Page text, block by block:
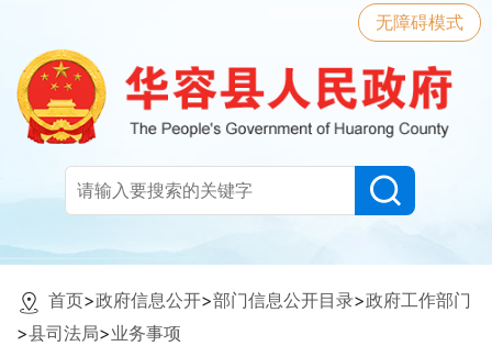
无障碍模式
首页>政府信息公开>部门信息公开目录>政府工作部门
>县司法局>业务事项